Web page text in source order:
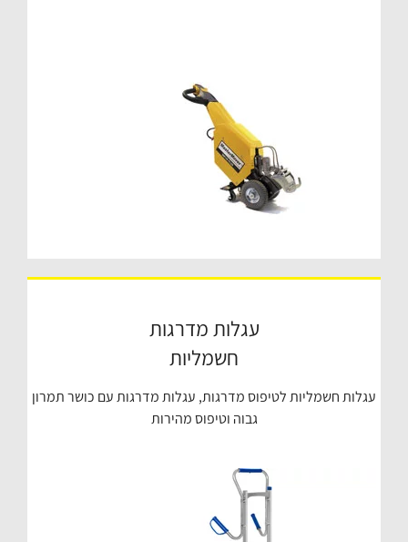
עגלות מדרגות
חשמליות
עגלות חשמליות לטיפוס מדרגות, עגלות מדרגות עם כושר תמרון
גבוה וטיפוס מהירות